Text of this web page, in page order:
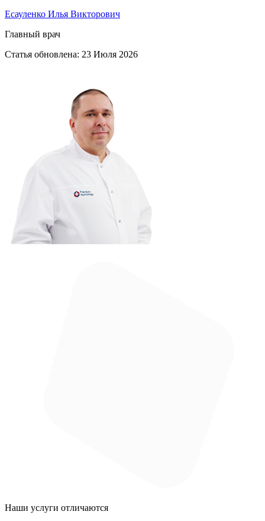
Есауленко Илья Викторович
Главный врач
Статья обновлена: 23 Июля 2026
Наши услуги отличаются